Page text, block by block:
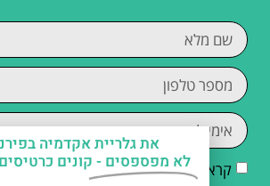
קראתי והסכמתי למדיניות הפרטיות
את גלריית אקדמיה
לא מפספסים - קונים